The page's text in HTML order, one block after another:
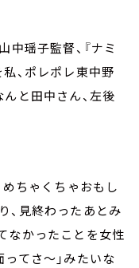
瑶子監督、『ナミ
、ポレポレ東中野
と田中さん、左後
めちゃくちゃおもし
、見終わったあとみ
なかったことを女性
てさ～」みたいな